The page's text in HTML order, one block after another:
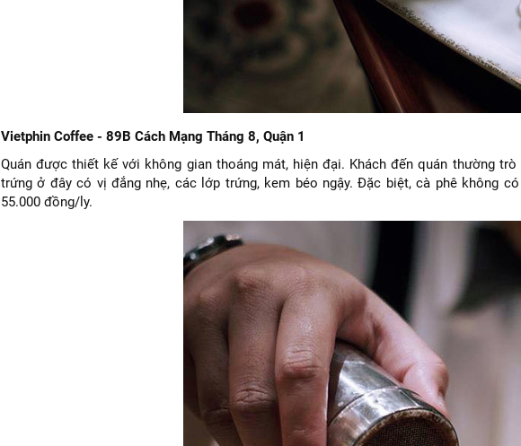
Vietphin Coffee - 89B Cách Mạng Tháng 8, Quận 1
Quán được thiết kế với không gian thoáng mát, hiện đại. Khách đến quán thường
trứng ở đây có vị đắng nhẹ, các lớp trứng, kem béo ngậy. Đặc biệt, cà phê không
55.000 đồng/ly.